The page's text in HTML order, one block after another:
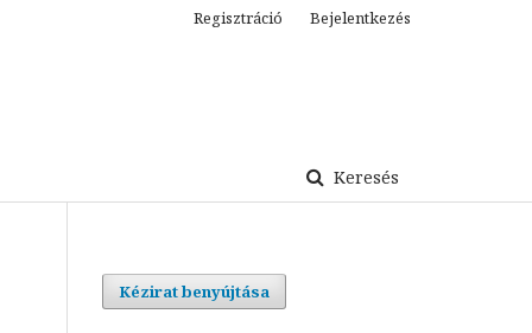
Keresés
Regisztráció Bejelentkezés
Kézirat benyújtása